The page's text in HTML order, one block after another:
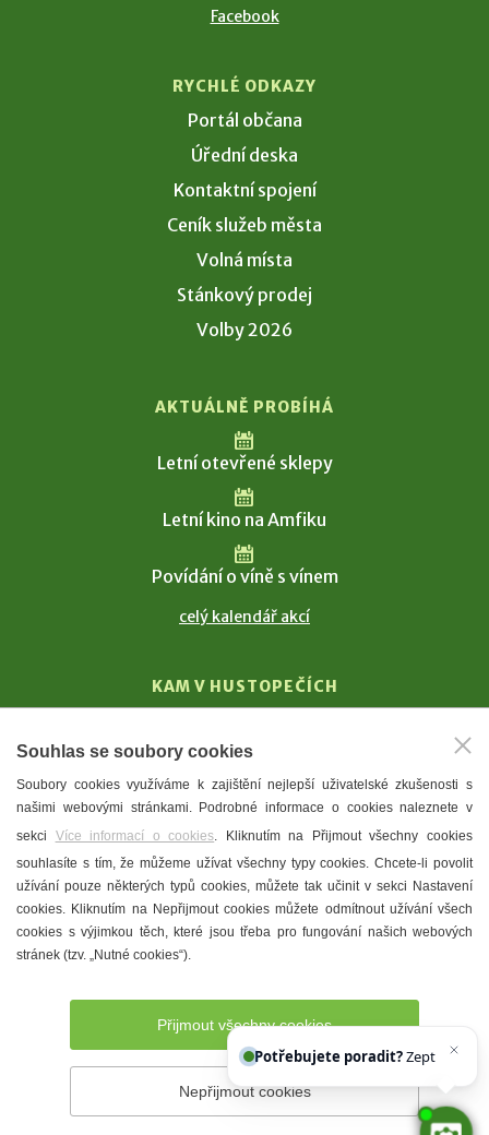
Facebook
RYCHLÉ ODKAZY
Portál občana
Úřední deska
Kontaktní spojení
Ceník služeb města
Volná místa
Stánkový prodej
Volby 2026
AKTUÁLNĚ PROBÍHÁ
Letní otevřené sklepy
Letní kino na Amfiku
Povídání o víně s vínem
celý kalendář akcí
KAM V HUSTOPEČÍCH
T. G. Masaryk
Mandloně
Ubytování
Restaurace
Městské muzeum a galerie
Denní meníčka
Prohlášení o přístupnosti Správce webu
Souhlas se soubory cookies
Soubory cookies využíváme k zajištění nejlepší uživatelské zkušenosti s
našimi webovými stránkami. Podrobné informace o cookies naleznete v
sekci Více informací o cookies. Kliknutím na Přijmout všechny cookies
souhlasíte s tím, že můžeme užívat všechny typy cookies. Chcete-li povolit
užívání pouze některých typů cookies, můžete tak učinit v sekci Nastavení
cookies. Kliknutím na Nepřijmout cookies můžete odmítnout užívání všech
cookies s výjimkou těch, které jsou třeba pro fungování našich webových
stránek (tzv. „Nutné cookies“).
Přijmout všechny cookies
Nepřijmout cookies
Potřebujete poradit? Zeptejte se na